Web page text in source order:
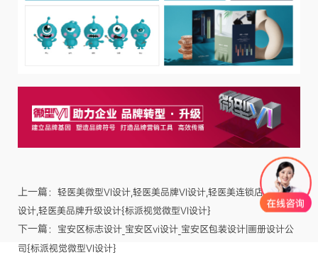
上一篇： 轻医美微型VI设计,轻医美品牌VI设计,轻医美连锁店品牌形象
设计,轻医美品牌升级设计{标派视觉微型VI设计}
下一篇： 宝安区标志设计_宝安区vi设计_宝安区包装设计|画册设计公
司{标派视觉微型VI设计}